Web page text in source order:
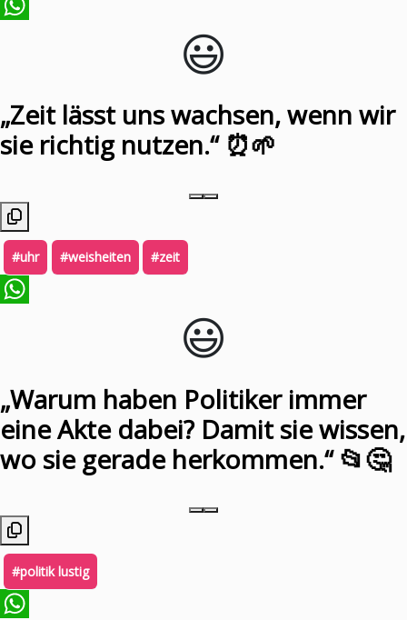
😃️
„Zeit lässt uns wachsen, wenn wir
sie richtig nutzen.“ ⏰🌱
#uhr #weisheiten #zeit
😃️
„Warum haben Politiker immer
eine Akte dabei? Damit sie wissen,
wo sie gerade herkommen.“ 📂🤔
#politik lustig